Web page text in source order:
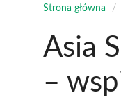
Strona główna /
Asia
–